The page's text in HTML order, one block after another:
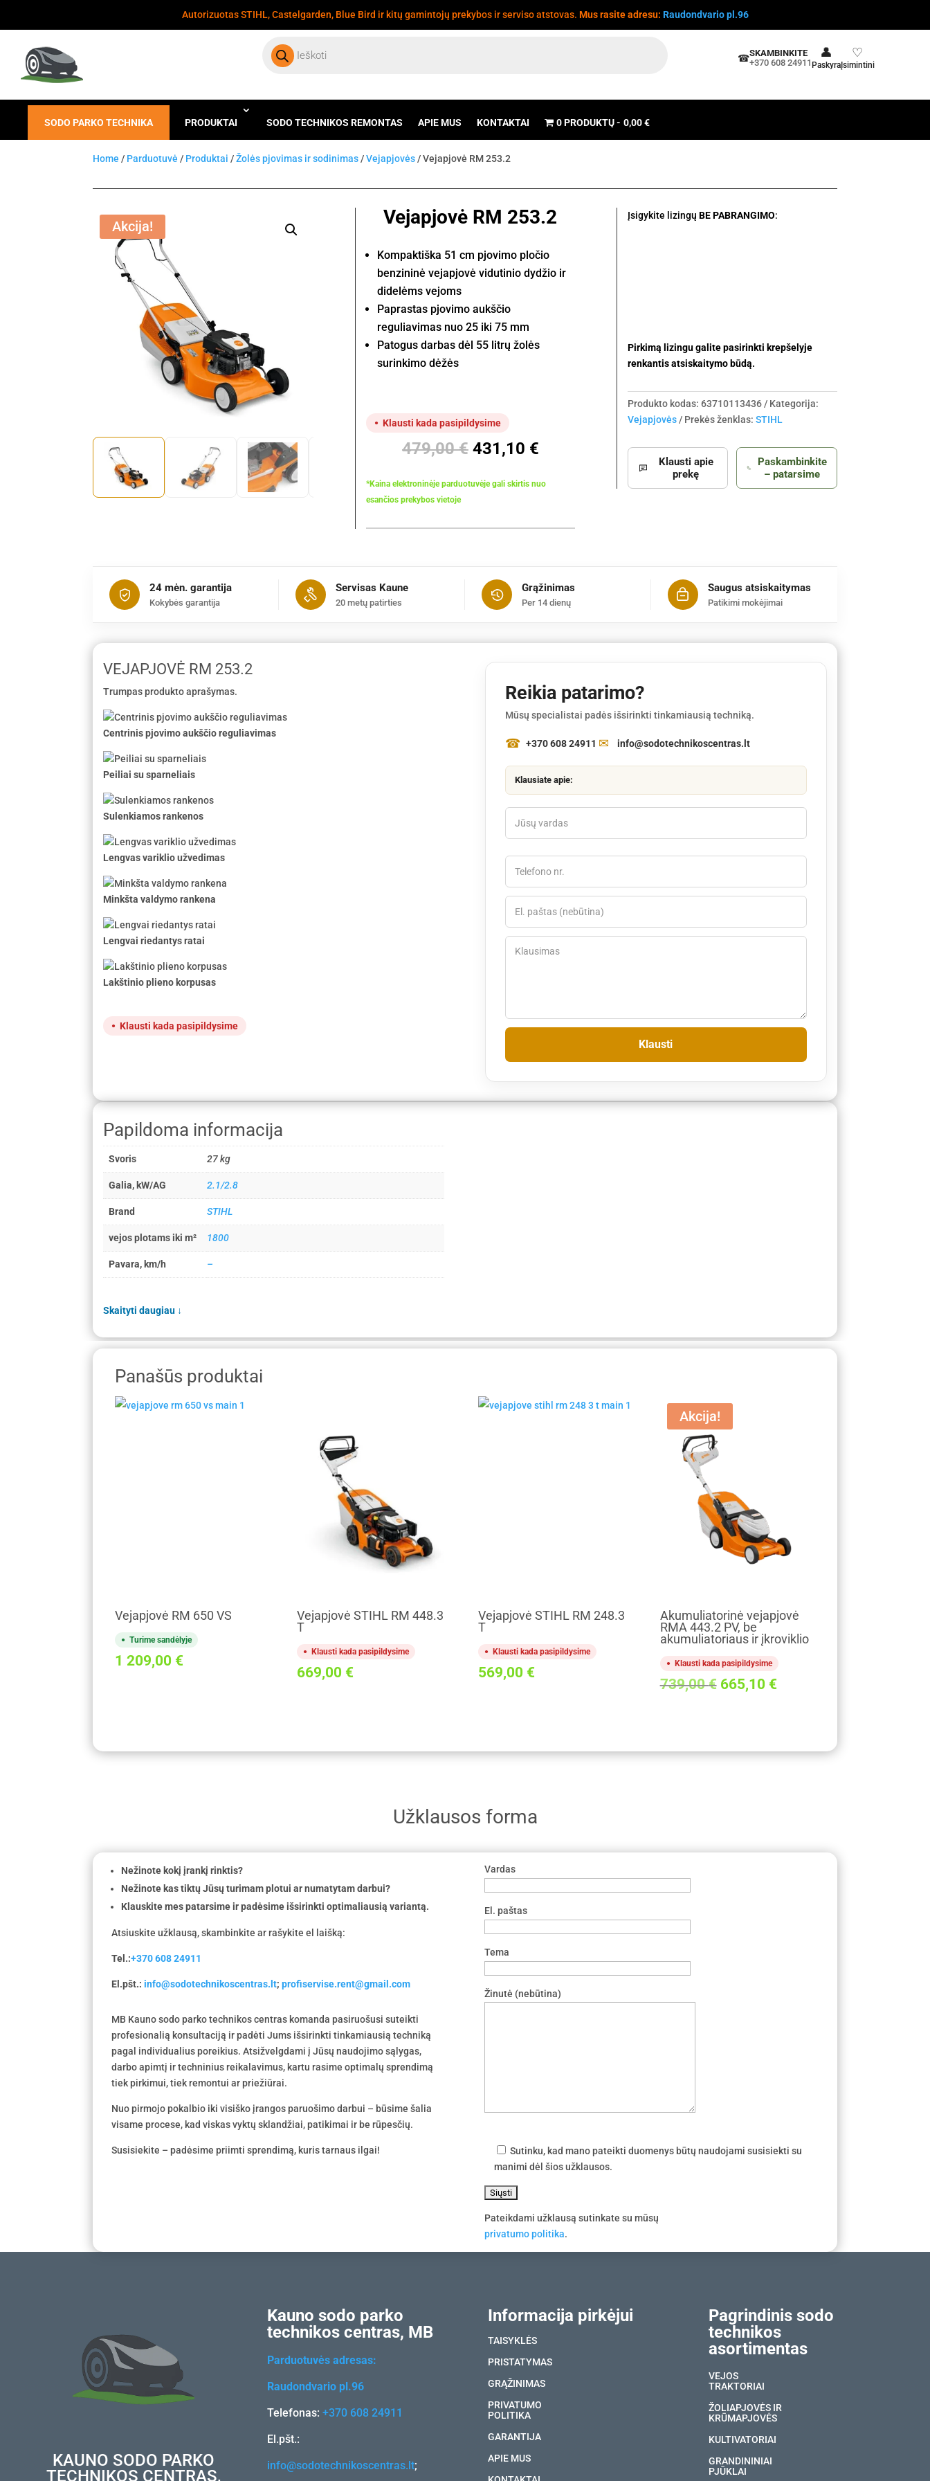
Autorizuotas STIHL, Castelgarden, Blue Bird ir kitų gamintojų prekybos ir serviso atstovas. Mus rasite adresu: Raudondvario pl.96
search
☎SKAMBINKITE
+370 608 24911
👤
Paskyra
♡
Įsimintini
SODO PARKO TECHNIKA PRODUKTAI SODO TECHNIKOS REMONTAS APIE MUS KONTAKTAI 0 PRODUKTŲ 0,00 €
Home / Parduotuvė / Produktai /Žolės pjovimas ir sodinimas /Vejapjovės / Vejapjovė RM 253.2
Akcija! Vejapjovė RM 253.2
Kompaktiška 51 cm pjovimo pločio
benzininė vejapjovė vidutinio dydžio ir
didelėms vejoms
Paprastas pjovimo aukščio
reguliavimas nuo 25 iki 75 mm
Patogus darbas dėl 55 litrų žolės
surinkimo dėžės
Klausti kada pasipildysime
479,00€ Original
was:
431,10 €Current
is:
*Kaina elektroninėje parduotuvėje gali skirtis nuo
esančios prekybos vietoje
Įsigykite lizingų BE PABRANGIMO:
Pirkimą lizingu galite pasirinkti krepšelyje
renkantis atsiskaitymo būdą.
Produkto kodas: 63710113436
Kategorija:
Vejapjovės
Prekės ženklas: STIHL
Klausti apie
prekę
Paskambinkite
– patarsime
24 mėn. garantija
Kokybės garantija
Servisas Kaune
20 metų patirties
Grąžinimas
Per 14 dienų
Saugus atsiskaitymas
Patikimi mokėjimai
VEJAPJOVĖ RM 253.2
Trumpas produkto aprašymas.
Centrinis pjovimo aukščio reguliavimas
Peiliai su sparneliais
Sulenkiamos rankenos
Lengvas variklio užvedimas
Minkšta valdymo rankena
Lengvai riedantys ratai
Lakštinio plieno korpusas
Klausti kada pasipildysime
Reikia patarimo?
Mūsų specialistai padės išsirinkti tinkamiausią techniką.
+370 608 24911 info@sodotechnikoscentras.lt
Klausiate apie:
Papildoma informacija
Svoris 27 kg
Galia, kW/AG 2.1/2.8
Brand STIHL
vejos plotams iki m² 1800
Pavara, km/h –
Skaityti daugiau ↓
Panašūs produktai
Vejapjovė RM 650 VS
Turime sandėlyje
1 209,00 €
Vejapjovė STIHL RM 448.3
T
Klausti kada pasipildysime
669,00 €
Vejapjovė STIHL RM 248.3
T
Klausti kada pasipildysime
569,00 €
Akcija!
Akumuliatorinė vejapjovė
RMA 443.2 PV, be
akumuliatoriaus ir įkroviklio
Klausti kada pasipildysime
739,00€ Original
665,10 €Current
Užklausos forma
Nežinote kokį įrankį rinktis?
Nežinote kas tiktų Jūsų turimam plotui ar numatytam darbui?
Klauskite mes patarsime ir padėsime išsirinkti optimaliausią variantą.
Atsiuskite užklausą, skambinkite ar rašykite el laišką:
Tel.:+370 608 24911
El.pšt.:info@sodotechnikoscentras.lt;profiservise.rent@gmail.com
MB Kauno sodo parko technikos centras komanda pasiruošusi suteikti
profesionalią konsultaciją ir padėti Jums išsirinkti tinkamiausią techniką
pagal individualius poreikius. Atsižvelgdami į Jūsų naudojimo sąlygas,
darbo apimtį ir techninius reikalavimus, kartu rasime optimalų sprendimą
tiek pirkimui, tiek remontui ar priežiūrai.
Nuo pirmojo pokalbio iki visiško įrangos paruošimo darbui – būsime šalia
visame procese, kad viskas vyktų sklandžiai, patikimai ir be rūpesčių.
Susisiekite – padėsime priimti sprendimą, kuris tarnaus ilgai!
Vardas
El. paštas
Tema
Žinutė (nebūtina)
Sutinku, kad mano pateikti duomenys būtų naudojami susisiekti su
manimi dėl šios užklausos.
Pateikdami užklausą sutinkate su mūsų
privatumo politika.
KAUNO SODO PARKO
TECHNIKOS CENTRAS,
Kauno sodo parko
technikos centras, MB
Parduotuvės adresas:
Raudondvario pl.96
Telefonas:+370 608 24911
El.pšt.:
info@sodotechnikoscentras.lt;
Informacija pirkėjui
TAISYKLĖS
PRISTATYMAS
GRĄŽINIMAS
PRIVATUMO
POLITIKA
GARANTIJA
APIE MUS
Pagrindinis sodo
technikos
asortimentas
VEJOS
TRAKTORIAI
ŽOLIAPJOVĖS IR
KRŪMAPJOVĖS
KULTIVATORIAI
GRANDININIAI
PJŪKLAI